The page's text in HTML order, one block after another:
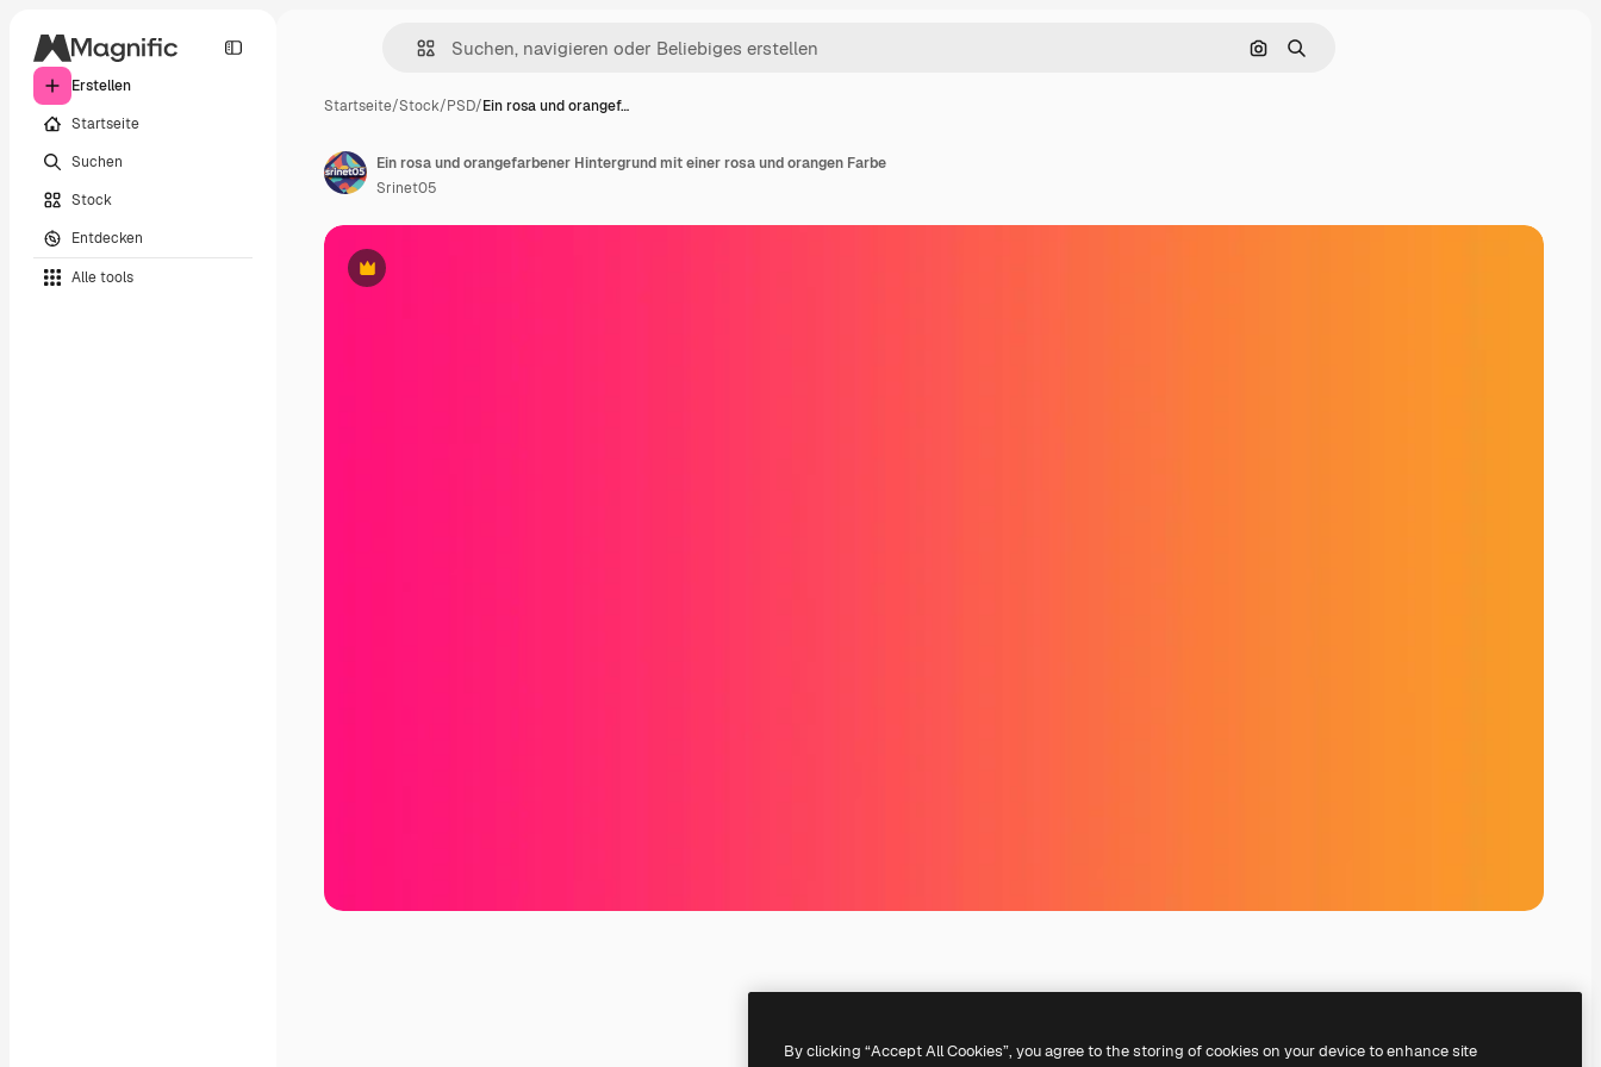
Erstellen
Startseite
Suchen
Stock
Entdecken
Alle tools
Nach Bild suchen
Suchen
Startseite/Stock/PSD/Ein rosa und orangef…
Premium
Ein rosa und orangefarbener Hintergrund mit einer rosa und orangen Farbe
Srinet05
By clicking “Accept All Cookies”, you agree to the storing of cookies on your device to enhance site